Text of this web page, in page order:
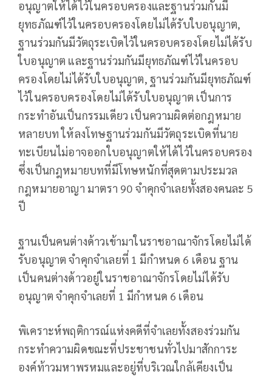
อนุญาตให้ได้ไว้ในครอบครองและฐานร่วมกันมี
ยุทธภัณฑ์ไว้ในครอบครองโดยไม่ได้รับใบอนุญาต,
ฐานร่วมกันมีวัตถุระเบิดไว้ในครอบครองโดยไม่ได้รับ
ใบอนุญาต และฐานร่วมกันมียุทธภัณฑ์ไว้ในครอบ
ครองโดยไม่ได้รับใบอนุญาต, ฐานร่วมกันมียุทธภัณฑ์
ไว้ในครอบครองโดยไม่ได้รับใบอนุญาต เป็นการ
กระทำอันเป็นกรรมเดียว เป็นความผิดต่อกฎหมาย
หลายบท ให้ลงโทษฐานร่วมกันมีวัตถุระเบิดที่นาย
ทะเบียนไม่อาจออกใบอนุญาตให้ได้ไว้ในครอบครอง
ซึ่งเป็นกฎหมายบทที่มีโทษหนักที่สุดตามประมวล
กฎหมายอาญา มาตรา 90 จำคุกจำเลยทั้งสองคนละ 5
ปี
ฐานเป็นคนต่างด้าวเข้ามาในราชอาณาจักรโดยไม่ได้
รับอนุญาต จำคุกจำเลยที่ 1 มีกำหนด 6 เดือน ฐาน
เป็นคนต่างด้าวอยู่ในราชอาณาจักรโดยไม่ได้รับ
อนุญาต จำคุกจำเลยที่ 1 มีกำหนด 6 เดือน
พิเคราะห์พฤติการณ์แห่งคดีที่จำเลยทั้งสองร่วมกัน
กระทำความผิดขณะที่ประชาชนทั่วไปมาสักการะ
องค์ท้าวมหาพรหมและอยู่ที่บริเวณใกล้เคียงเป็น